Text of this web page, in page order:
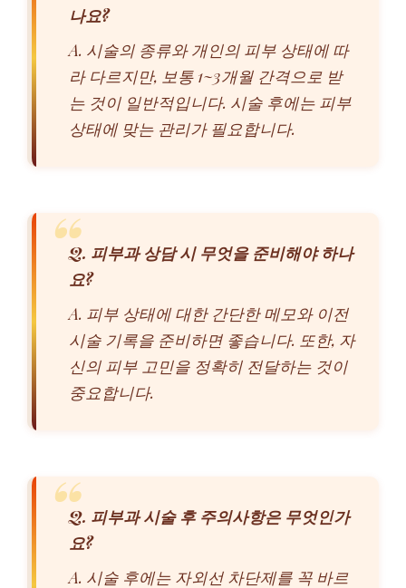
나요?
A. 시술의 종류와 개인의 피부 상태에 따
라 다르지만, 보통 1~3개월 간격으로 받
는 것이 일반적입니다. 시술 후에는 피부
상태에 맞는 관리가 필요합니다.
Q. 피부과 상담 시 무엇을 준비해야 하나
요?
A. 피부 상태에 대한 간단한 메모와 이전
시술 기록을 준비하면 좋습니다. 또한, 자
신의 피부 고민을 정확히 전달하는 것이
중요합니다.
Q. 피부과 시술 후 주의사항은 무엇인가
요?
A. 시술 후에는 자외선 차단제를 꼭 바르